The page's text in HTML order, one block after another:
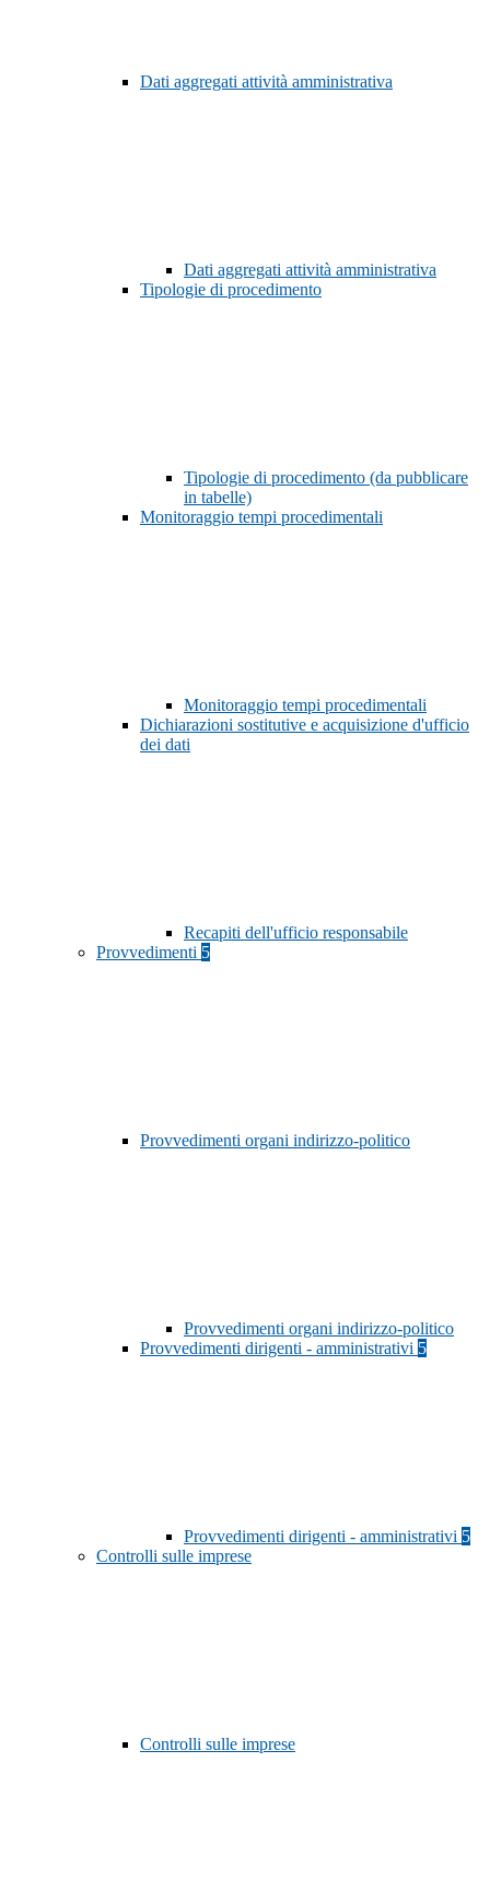
Dati aggregati attività amministrativa
Dati aggregati attività amministrativa
Tipologie di procedimento
Tipologie di procedimento (da pubblicare
in tabelle)
Monitoraggio tempi procedimentali
Monitoraggio tempi procedimentali
Dichiarazioni sostitutive e acquisizione d'ufficio
dei dati
Recapiti dell'ufficio responsabile
Provvedimenti 5
Provvedimenti organi indirizzo-politico
Provvedimenti organi indirizzo-politico
Provvedimenti dirigenti - amministrativi 5
Provvedimenti dirigenti - amministrativi 5
Controlli sulle imprese
Controlli sulle imprese